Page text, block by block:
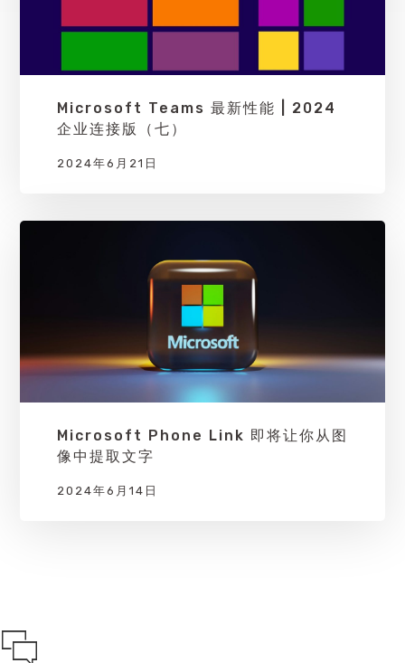
Microsoft Teams 最新性能 | 2024
企业连接版（七）
2024年6月21日
Microsoft Phone Link 即将让你从图
像中提取文字
2024年6月14日